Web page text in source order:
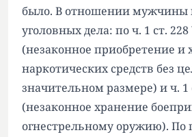
было. В отношении мужчины
уголовных дела: по ч. 1 ст.
(незаконное приобретение и
наркотических средств без
значительном размере) и ч. 1
(незаконное хранение
огнестрельному оружию). По